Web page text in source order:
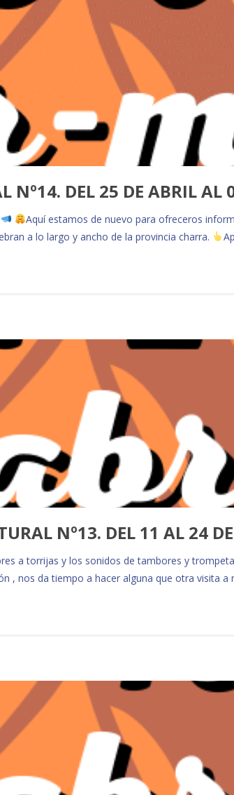
Nº14. DEL 25 DE ABRIL AL
Aquí estamos de nuevo para ofreceros
a lo largo y ancho de la provincia charra.
Nº13. DEL 11 AL 24
a torrijas y los sonidos de tambores y
, nos da tiempo a hacer alguna que otra visita